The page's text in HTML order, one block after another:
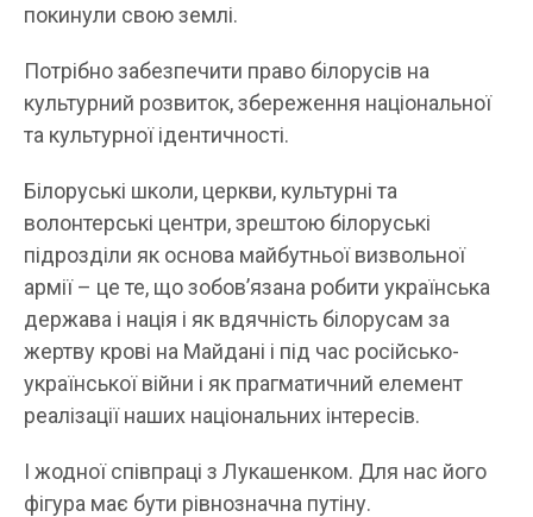
покинули свою землі.
Потрібно забезпечити право білорусів на
культурний розвиток, збереження національної
та культурної ідентичності.
Білоруські школи, церкви, культурні та
волонтерські центри, зрештою білоруські
підрозділи як основа майбутньої визвольної
армії – це те, що зобовʼязана робити українська
держава і нація і як вдячність білорусам за
жертву крові на Майдані і під час російсько-
української війни і як прагматичний елемент
реалізації наших національних інтересів.
І жодної співпраці з Лукашенком. Для нас його
фігура має бути рівнозначна путіну.